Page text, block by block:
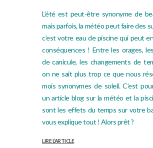
L’été est peut-être synonyme de
mais parfois, la météo peut faire des
c’est votre eau de piscine qui peut
conséquences ! Entre les orages,
de canicule, les changements de
on ne sait plus trop ce que nous
mois synonymes de soleil. C’est
un article blog sur la météo et la
sont les effets du temps sur votre
vous explique tout ! Alors prêt ?
LIRE L’ARTICLE